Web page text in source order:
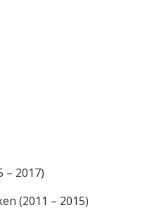
– 2017)
(2011 – 2015)